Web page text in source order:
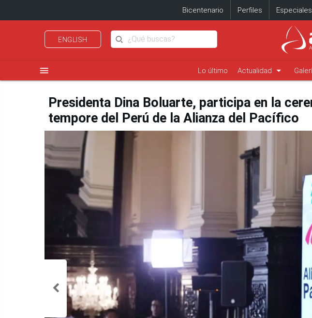
Bicentenario Perfiles Especiales
ENGLISH
menu Lo último Actualidad arrow_drop_down
Presidenta Dina Boluarte, participa en la
tempore del Perú de la Alianza del Pacífico